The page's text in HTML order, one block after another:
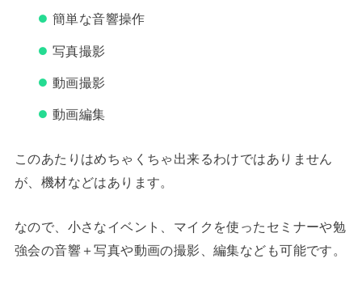
簡単な音響操作
写真撮影
動画撮影
動画編集
このあたりはめちゃくちゃ出来るわけではありません
が、機材などはあります。
なので、小さなイベント、マイクを使ったセミナーや勉
強会の音響＋写真や動画の撮影、編集なども可能です。